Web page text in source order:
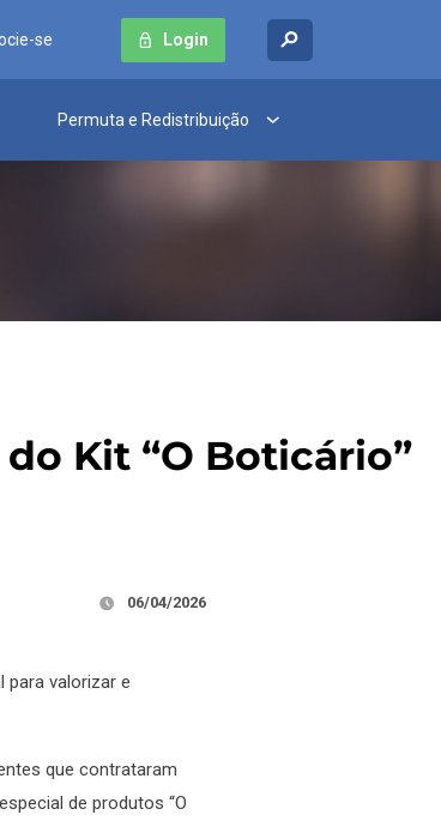
se Login
Permuta e Redistribuição
Kit “O Boticário”
06/04/2026
para valorizar e
que contrataram
de produtos “O